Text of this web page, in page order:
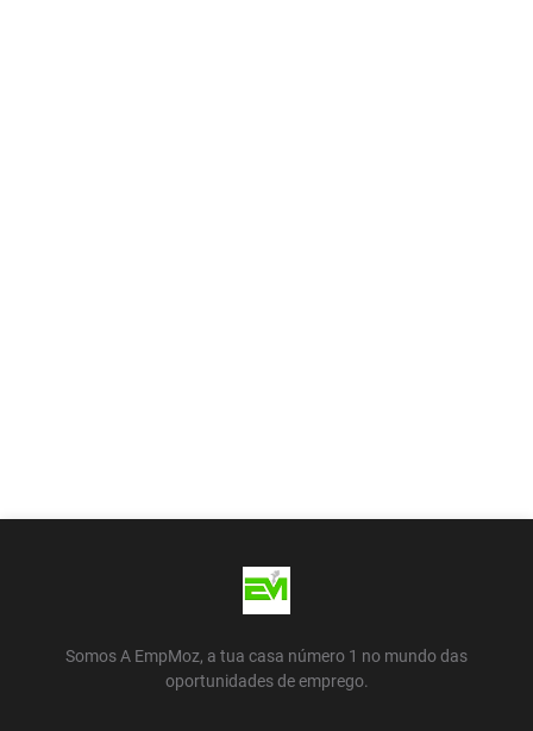
Somos A EmpMoz, a tua casa número 1 no mundo das
oportunidades de emprego.